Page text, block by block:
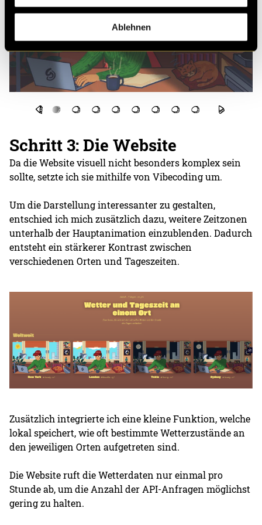
Ablehnen
Schritt 3: Die Website
Da die Website visuell nicht besonders komplex sein
sollte, setzte ich sie mithilfe von Vibecoding um.
Um die Darstellung interessanter zu gestalten,
entschied ich mich zusätzlich dazu, weitere Zeitzonen
unterhalb der Hauptanimation einzublenden. Dadurch
entsteht ein stärkerer Kontrast zwischen
verschiedenen Orten und Tageszeiten.
Zusätzlich integrierte ich eine kleine Funktion, welche
lokal speichert, wie oft bestimmte Wetterzustände an
den jeweiligen Orten aufgetreten sind.
Die Website ruft die Wetterdaten nur einmal pro
Stunde ab, um die Anzahl der API-Anfragen möglichst
gering zu halten.